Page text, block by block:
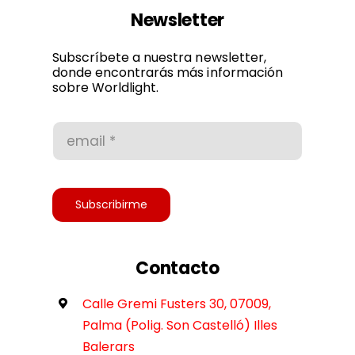
Política de privacidad
Accesibilidad
Newsletter
Subscríbete a nuestra newsletter,
donde encontrarás más información
sobre Worldlight.
Subscribirme
Contacto
Calle Gremi Fusters 30, 07009,
Palma (Polig. Son Castelló) Illes
Balerars